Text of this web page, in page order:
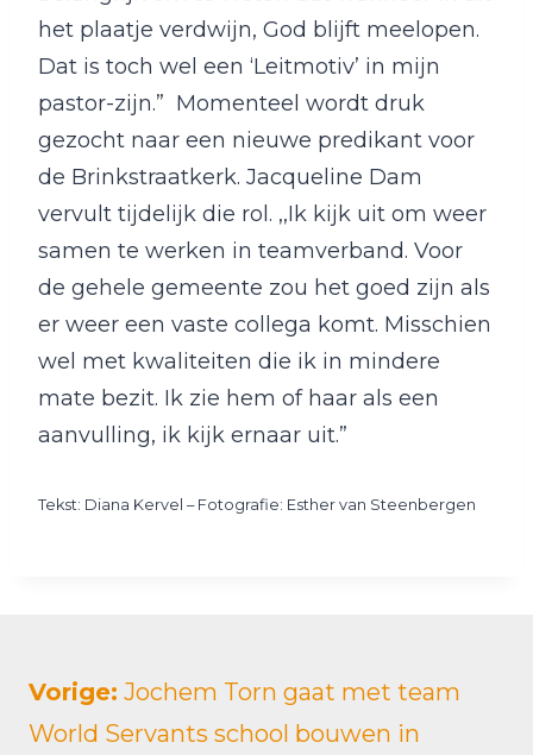
het plaatje verdwijn, God blijft meelopen.
Dat is toch wel een ‘Leitmotiv’ in mijn
pastor-zijn.” Momenteel wordt druk
gezocht naar een nieuwe predikant voor
de Brinkstraatkerk. Jacqueline Dam
vervult tijdelijk die rol. ,,Ik kijk uit om weer
samen te werken in teamverband. Voor
de gehele gemeente zou het goed zijn als
er weer een vaste collega komt. Misschien
wel met kwaliteiten die ik in mindere
mate bezit. Ik zie hem of haar als een
aanvulling, ik kijk ernaar uit.”
Tekst: Diana Kervel – Fotografie: Esther van Steenbergen
Vorige: Jochem Torn gaat met team
World Servants school bouwen in